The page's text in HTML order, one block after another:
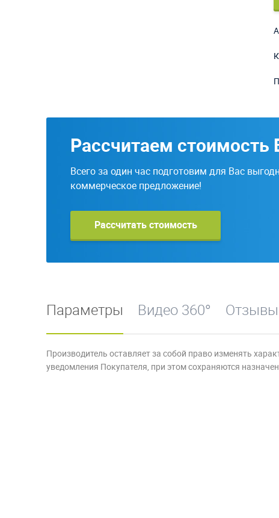
Рассчитаем стоимость
Всего за один час подготовим для Вас
коммерческое предложение!
Рассчитать стоимость
Параметры Видео 360° Отзывы
Производитель оставляет за собой право изменять
уведомления Покупателя, при этом сохраняются